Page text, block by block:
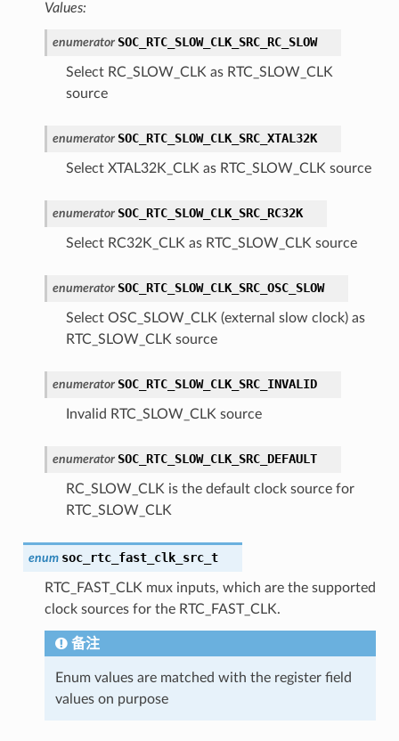
Values:
enumerator SOC_RTC_SLOW_CLK_SRC_RC_SLOW
Select RC_SLOW_CLK as RTC_SLOW_CLK
source
enumerator SOC_RTC_SLOW_CLK_SRC_XTAL32K
Select XTAL32K_CLK as RTC_SLOW_CLK source
enumerator SOC_RTC_SLOW_CLK_SRC_RC32K
Select RC32K_CLK as RTC_SLOW_CLK source
enumerator SOC_RTC_SLOW_CLK_SRC_OSC_SLOW
Select OSC_SLOW_CLK (external slow clock) as
RTC_SLOW_CLK source
enumerator SOC_RTC_SLOW_CLK_SRC_INVALID
Invalid RTC_SLOW_CLK source
enumerator SOC_RTC_SLOW_CLK_SRC_DEFAULT
RC_SLOW_CLK is the default clock source for
RTC_SLOW_CLK
enum soc_rtc_fast_clk_src_t
RTC_FAST_CLK mux inputs, which are the supported
clock sources for the RTC_FAST_CLK.
备注
Enum values are matched with the register field
values on purpose